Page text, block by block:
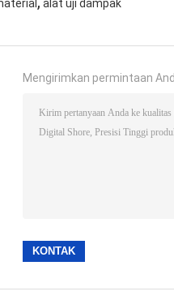
alat uji dampak
Mengirimkan permintaan